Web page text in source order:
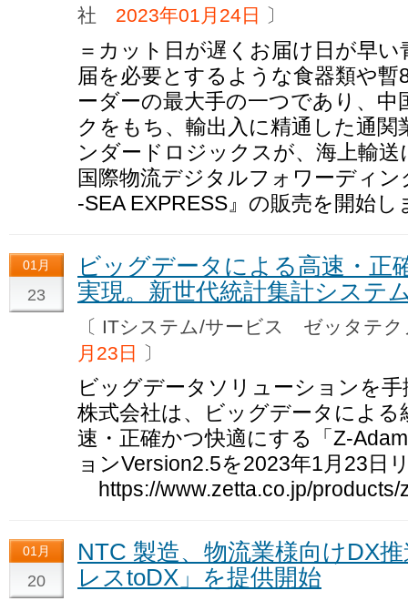
社 2023年01月24日 〕
＝カット日が遅くお届け日が早
届を必要とするような食器類や
ーダーの最大手の一つであり、
クをもち、輸出入に精通した通
ンダードロジックスが、海上輸
国際物流デジタルフォワーディ
-SEA EXPRESS』の販売を開始し
01月
23
ビッグデータによる高速・正
実現。新世代統計集計システ
〔 ITシステム/サービス ゼッタテ
月23日
〕
ビッグデータソリューションを
株式会社は、ビッグデータによる
速・正確かつ快適にする「Z-
ョンVersion2.5を2023年1月23日
https://www.zetta.co.jp/products/
01月
20
NTC 製造、物流業様向けDX
レスtoDX」を提供開始